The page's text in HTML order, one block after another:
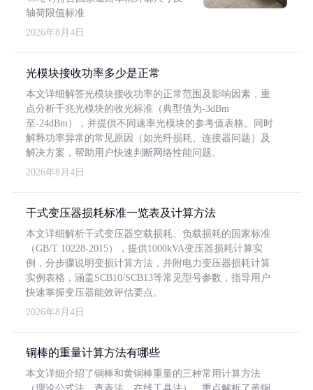
轴荷限值标准
2026年8月4日
光模块接收功率多少是正常
本文详细解答光模块接收功率的正常范围及影响因素，重
点分析千兆光模块的收光标准（典型值为-3dBm
至-24dBm），并提供不同速率光模块的参考值表格。同时
解释功率异常的常见原因（如光纤损耗、连接器问题）及
解决方案，帮助用户快速判断网络性能问题。
2026年8月4日
干式变压器损耗标准一览表及计算方法
本文详细解析干式变压器空载损耗、负载损耗的国家标准
（GB/T 10228-2015），提供1000kVA变压器损耗计算实
例，分步骤说明变损计算方法，并附电力变压器损耗计算
实例表格，涵盖SCB10/SCB13等常见型号参数，指导用户
快速掌握变压器能效评估要点。
2026年8月4日
铜棒的重量计算方法有哪些
本文详细介绍了铜棒和黄铜棒重量的三种常用计算方法